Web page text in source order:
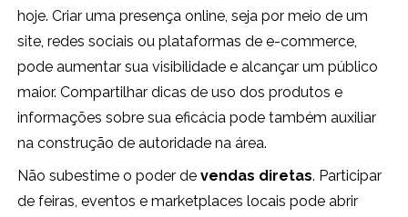
hoje. Criar uma presença online, seja por meio de um
site, redes sociais ou plataformas de e-commerce,
pode aumentar sua visibilidade e alcançar um público
maior. Compartilhar dicas de uso dos produtos e
informações sobre sua eficácia pode também auxiliar
na construção de autoridade na área.
Não subestime o poder devendas diretas. Participar
de feiras, eventos e marketplaces locais pode abrir